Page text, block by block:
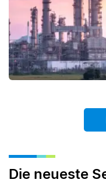
Die neueste